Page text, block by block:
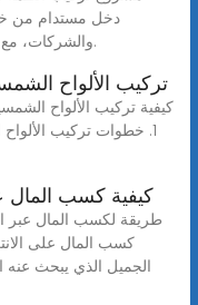
دخل مستدام من
والشركات، مع إمكانية التوسع والربح في سوق سريع النمو.
تركيب الألواح
1. خطوات تركيب
كيفية كسب
كسب المال على
الجميل الذي يبحث عنه